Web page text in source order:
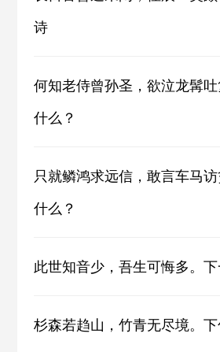
诗
何知老侍曾孙圣，欲泣龙髯
什么？
只就鳞鸿求远信，敢言车马
什么？
此世知音少，吾生可悔多。
杉森若趋山，竹青无尽境。